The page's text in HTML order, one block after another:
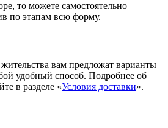
то можете самостоятельно
по этапам всю форму.
вам предложат варианты
удобный способ. Подробнее об
в разделе «Условия доставки».